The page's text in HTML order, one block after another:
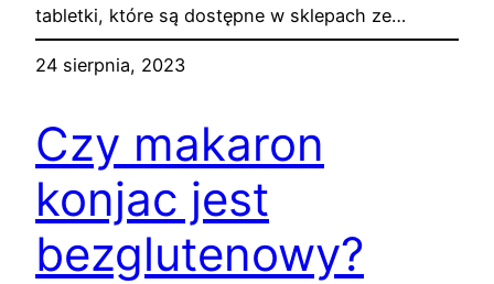
tabletki, które są dostępne w sklepach ze…
24 sierpnia, 2023
Czy makaron
konjac jest
bezglutenowy?